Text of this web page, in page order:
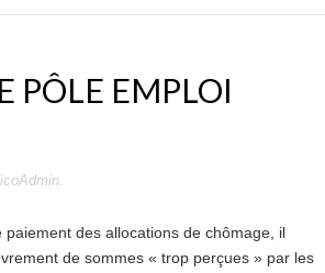
PÔLE EMPLOI
.
des allocations de chômage, il
de sommes « trop perçues » par les